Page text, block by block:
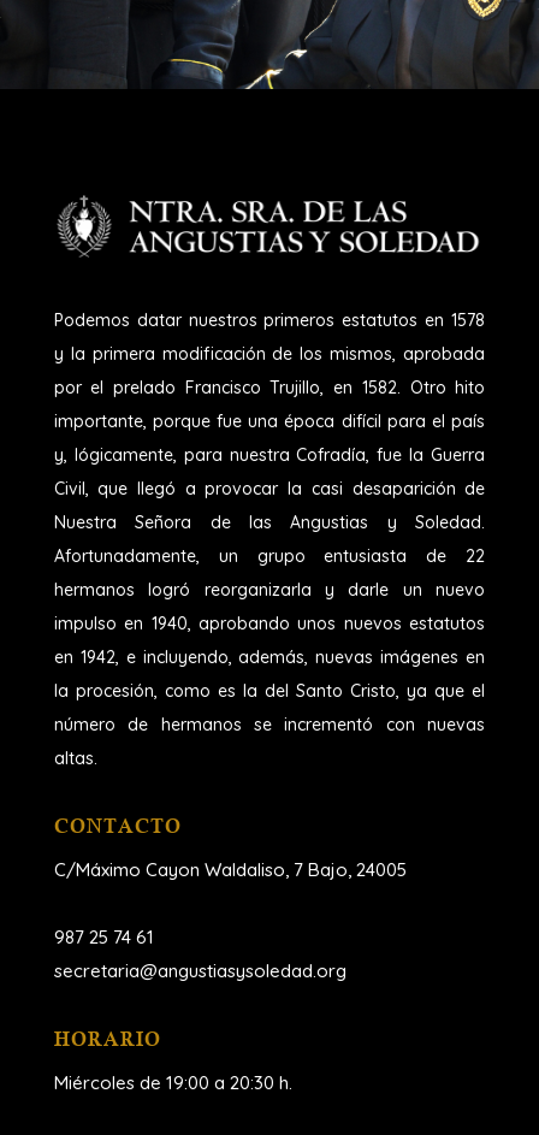
Podemos datar nuestros primeros estatutos en 1578
y la primera modificación de los mismos, aprobada
por el prelado Francisco Trujillo, en 1582. Otro hito
importante, porque fue una época difícil para el país
y, lógicamente, para nuestra Cofradía, fue la Guerra
Civil, que llegó a provocar la casi desaparición de
Nuestra Señora de las Angustias y Soledad.
Afortunadamente, un grupo entusiasta de 22
hermanos logró reorganizarla y darle un nuevo
impulso en 1940, aprobando unos nuevos estatutos
en 1942, e incluyendo, además, nuevas imágenes en
la procesión, como es la del Santo Cristo, ya que el
número de hermanos se incrementó con nuevas
altas.
CONTACTO
C/Máximo Cayon Waldaliso, 7 Bajo, 24005
987 25 74 61
secretaria@angustiasysoledad.org
HORARIO
Miércoles de 19:00 a 20:30 h.